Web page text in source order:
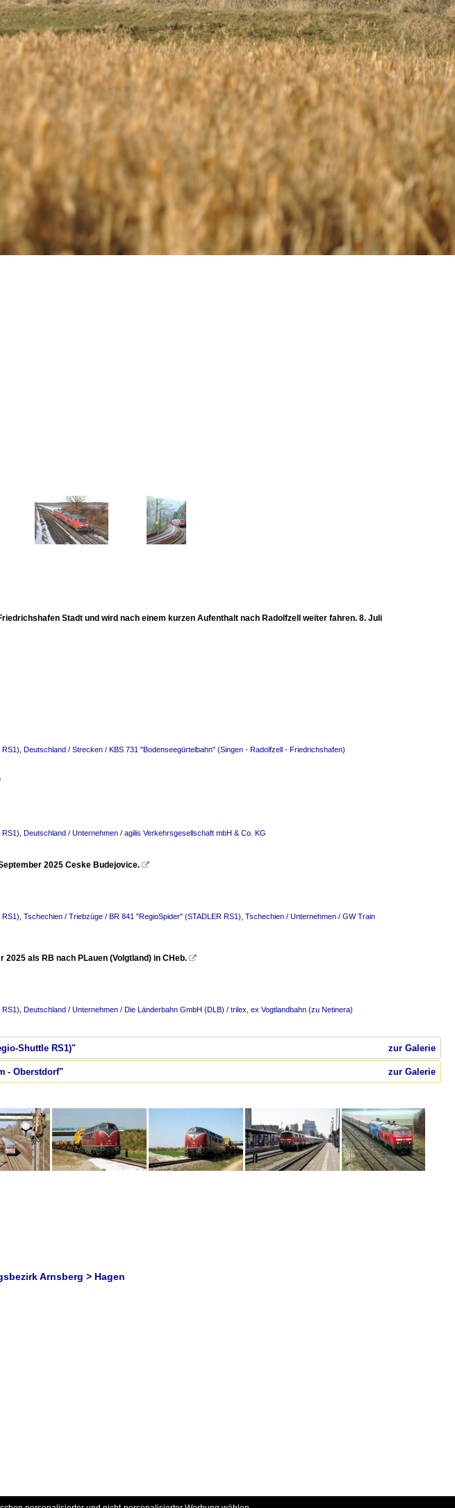
Stadt und wird nach einem kurzen Aufenthalt nach Radolfzell weiter fahren. 8. Juli
RS1) Deutschland / Strecken / KBS 731 "Bodenseegürtelbahn" (Singen - Radolfzell - Friedrichshafen)
RS1) Deutschland / Unternehmen / agilis Verkehrsgesellschaft mbH & Co. KG
2025 Ceske Budejovice. 
RS1) Tschechien / Triebzüge / BR 841 "RegioSpider" (STADLER RS1) Tschechien / Unternehmen / GW Train
als RB nach PLauen (Volgtland) in CHeb. 
RS1) Deutschland / Unternehmen / Die Länderbahn GmbH (DLB) / trilex, ex Vogtlandbahn (zu Netinera)
zur Galerie
Shuttle RS1)"
zur Galerie
- Oberstdorf"
Arnsberg > Hagen